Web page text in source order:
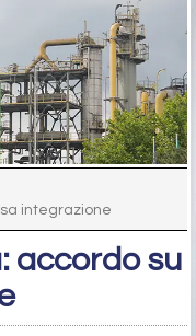
integrazione
accordo su